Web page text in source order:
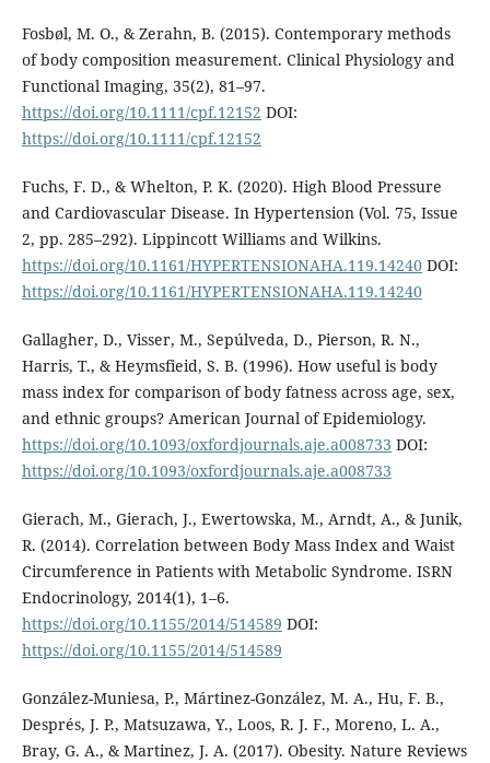
Fosbøl, M. O., & Zerahn, B. (2015). Contemporary methods
of body composition measurement. Clinical Physiology and
Functional Imaging, 35(2), 81–97.
https://doi.org/10.1111/cpf.12152 DOI:
https://doi.org/10.1111/cpf.12152
Fuchs, F. D., & Whelton, P. K. (2020). High Blood Pressure
and Cardiovascular Disease. In Hypertension (Vol. 75, Issue
2, pp. 285–292). Lippincott Williams and Wilkins.
https://doi.org/10.1161/HYPERTENSIONAHA.119.14240DOI:
https://doi.org/10.1161/HYPERTENSIONAHA.119.14240
Gallagher, D., Visser, M., Sepúlveda, D., Pierson, R. N.,
Harris, T., & Heymsfieid, S. B. (1996). How useful is body
mass index for comparison of body fatness across age, sex,
and ethnic groups? American Journal of Epidemiology.
https://doi.org/10.1093/oxfordjournals.aje.a008733 DOI:
https://doi.org/10.1093/oxfordjournals.aje.a008733
Gierach, M., Gierach, J., Ewertowska, M., Arndt, A., & Junik,
R. (2014). Correlation between Body Mass Index and Waist
Circumference in Patients with Metabolic Syndrome. ISRN
Endocrinology, 2014(1), 1–6.
https://doi.org/10.1155/2014/514589 DOI:
https://doi.org/10.1155/2014/514589
González-Muniesa, P., Mártinez-González, M. A., Hu, F. B.,
Després, J. P., Matsuzawa, Y., Loos, R. J. F., Moreno, L. A.,
Bray, G. A., & Martinez, J. A. (2017). Obesity. Nature Reviews